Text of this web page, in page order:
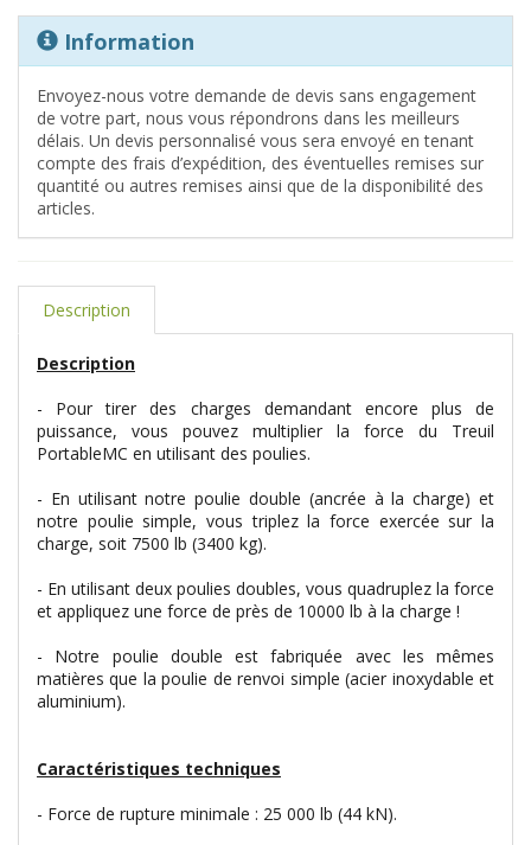
Information
Envoyez-nous votre demande de devis sans engagement
de votre part, nous vous répondrons dans les meilleurs
délais. Un devis personnalisé vous sera envoyé en tenant
compte des frais d’expédition, des éventuelles remises sur
quantité ou autres remises ainsi que de la disponibilité des
articles.
Description
Description
- Pour tirer des charges demandant encore plus de
puissance, vous pouvez multiplier la force du Treuil
PortableMC en utilisant des poulies.
- En utilisant notre poulie double (ancrée à la charge) et
notre poulie simple, vous triplez la force exercée sur la
charge, soit 7500 lb (3400 kg).
- En utilisant deux poulies doubles, vous quadruplez la force
et appliquez une force de près de 10000 lb à la charge !
- Notre poulie double est fabriquée avec les mêmes
matières que la poulie de renvoi simple (acier inoxydable et
aluminium).
Caractéristiques techniques
- Force de rupture minimale : 25 000 lb (44 kN).